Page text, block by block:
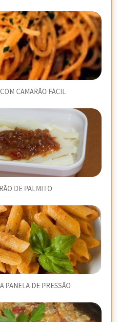
CAMARÃO FÁCIL
DE PALMITO
PANELA DE PRESSÃO